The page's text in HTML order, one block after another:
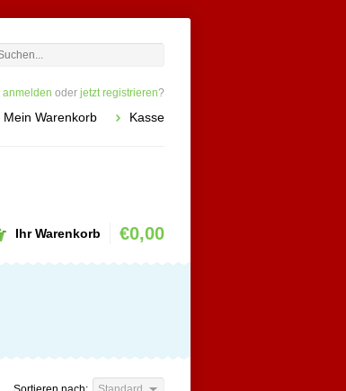
anmelden oder jetzt registrieren?
Mein Warenkorb Kasse
Ihr Warenkorb €0,00